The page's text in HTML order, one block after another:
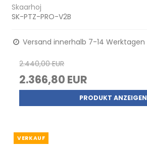
Skaarhoj
SK-PTZ-PRO-V2B
Versand innerhalb 7-14 Werktagen
2.440,00 EUR
2.366,80 EUR
PRODUKT ANZEIGEN
VERKAUF